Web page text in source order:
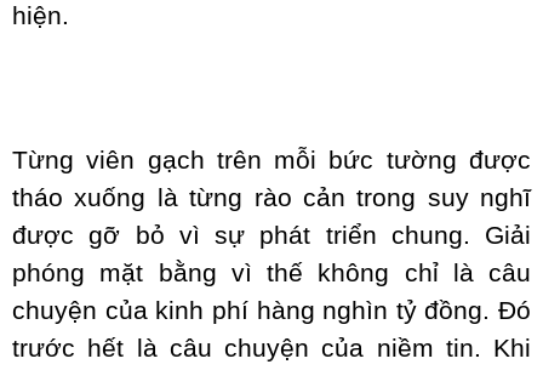
hiện.
Từng viên gạch trên mỗi bức tường được
tháo xuống là từng rào cản trong suy nghĩ
được gỡ bỏ vì sự phát triển chung. Giải
phóng mặt bằng vì thế không chỉ là câu
chuyện của kinh phí hàng nghìn tỷ đồng. Đó
trước hết là câu chuyện của niềm tin. Khi